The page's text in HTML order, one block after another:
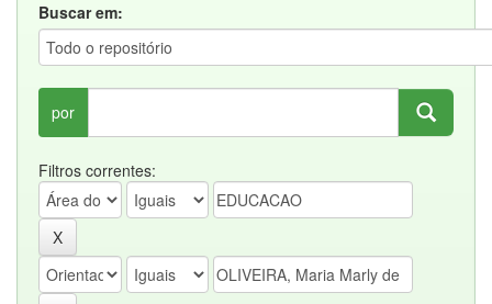
Buscar em:
por
Filtros correntes: